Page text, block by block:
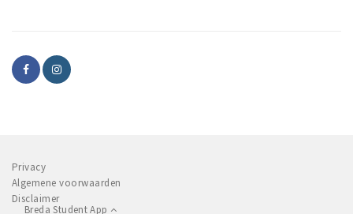
Privacy
Algemene voorwaarden
Disclaimer
Breda Student App